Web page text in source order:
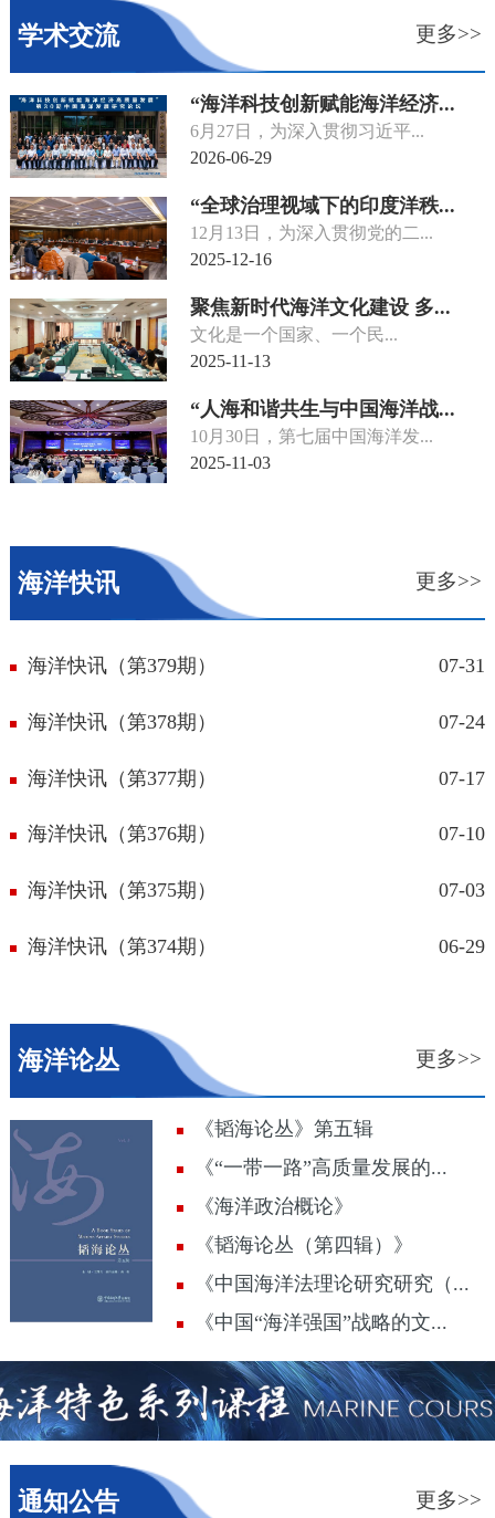
学术交流 更多>>
“海洋科技创新赋能海洋经济...
6月27日，为深入贯彻习近平...
2026-06-29
“全球治理视域下的印度洋秩...
12月13日，为深入贯彻党的二...
2025-12-16
聚焦新时代海洋文化建设 多...
文化是一个国家、一个民...
2025-11-13
“人海和谐共生与中国海洋战...
10月30日，第七届中国海洋发...
2025-11-03
海洋快讯 更多>>
海洋快讯（第379期） 07-31
海洋快讯（第378期） 07-24
海洋快讯（第377期） 07-17
海洋快讯（第376期） 07-10
海洋快讯（第375期） 07-03
海洋快讯（第374期） 06-29
海洋论丛 更多>>
《韬海论丛》第五辑
《“一带一路”高质量发展的...
《海洋政治概论》
《韬海论丛（第四辑）》
《中国海洋法理论研究研究（...
《中国“海洋强国”战略的文...
海洋特色系列课程
通知公告 更多>>